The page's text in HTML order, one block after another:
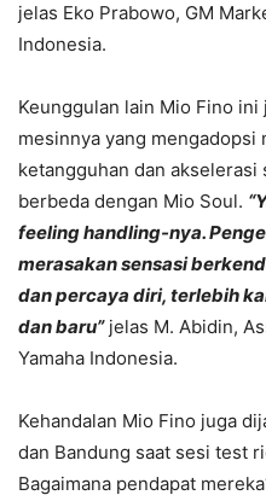
jelas Eko Prabowo, GM
Indonesia.
Keunggulan lain Mio Fino
mesinnya yang mengadopsi
ketangguhan dan
berbeda dengan Mio Soul.
feeling handling-nya.
merasakan sensasi
dan percaya diri, terlebih
dan baru”jelas M. Abidin,
Yamaha Indonesia.
Kehandalan Mio Fino juga
dan Bandung saat sesi test
Bagaimana pendapat